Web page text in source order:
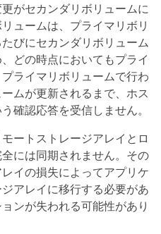
がセカンダリボリュームに
ュームは、プライマリボリ
びにセカンダリボリューム
どの時点においてもプライ
ライマリボリュームで行わ
ムが更新されるまで、ホス
確認応答を受信しません。
ートストレージアレイとロ
には同期されません。その
イの損失によってアプリケ
アレイに移行する必要があ
ンが失われる可能性があり